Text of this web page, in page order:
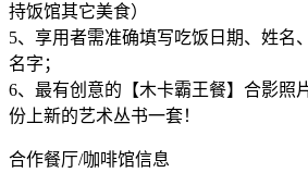
持饭馆其它美食）
5、享用者需准确填写吃饭日期、姓名
名字；
6、最有创意的【木卡霸王餐】合影照
份上新的艺术丛书一套！
合作餐厅/咖啡馆信息